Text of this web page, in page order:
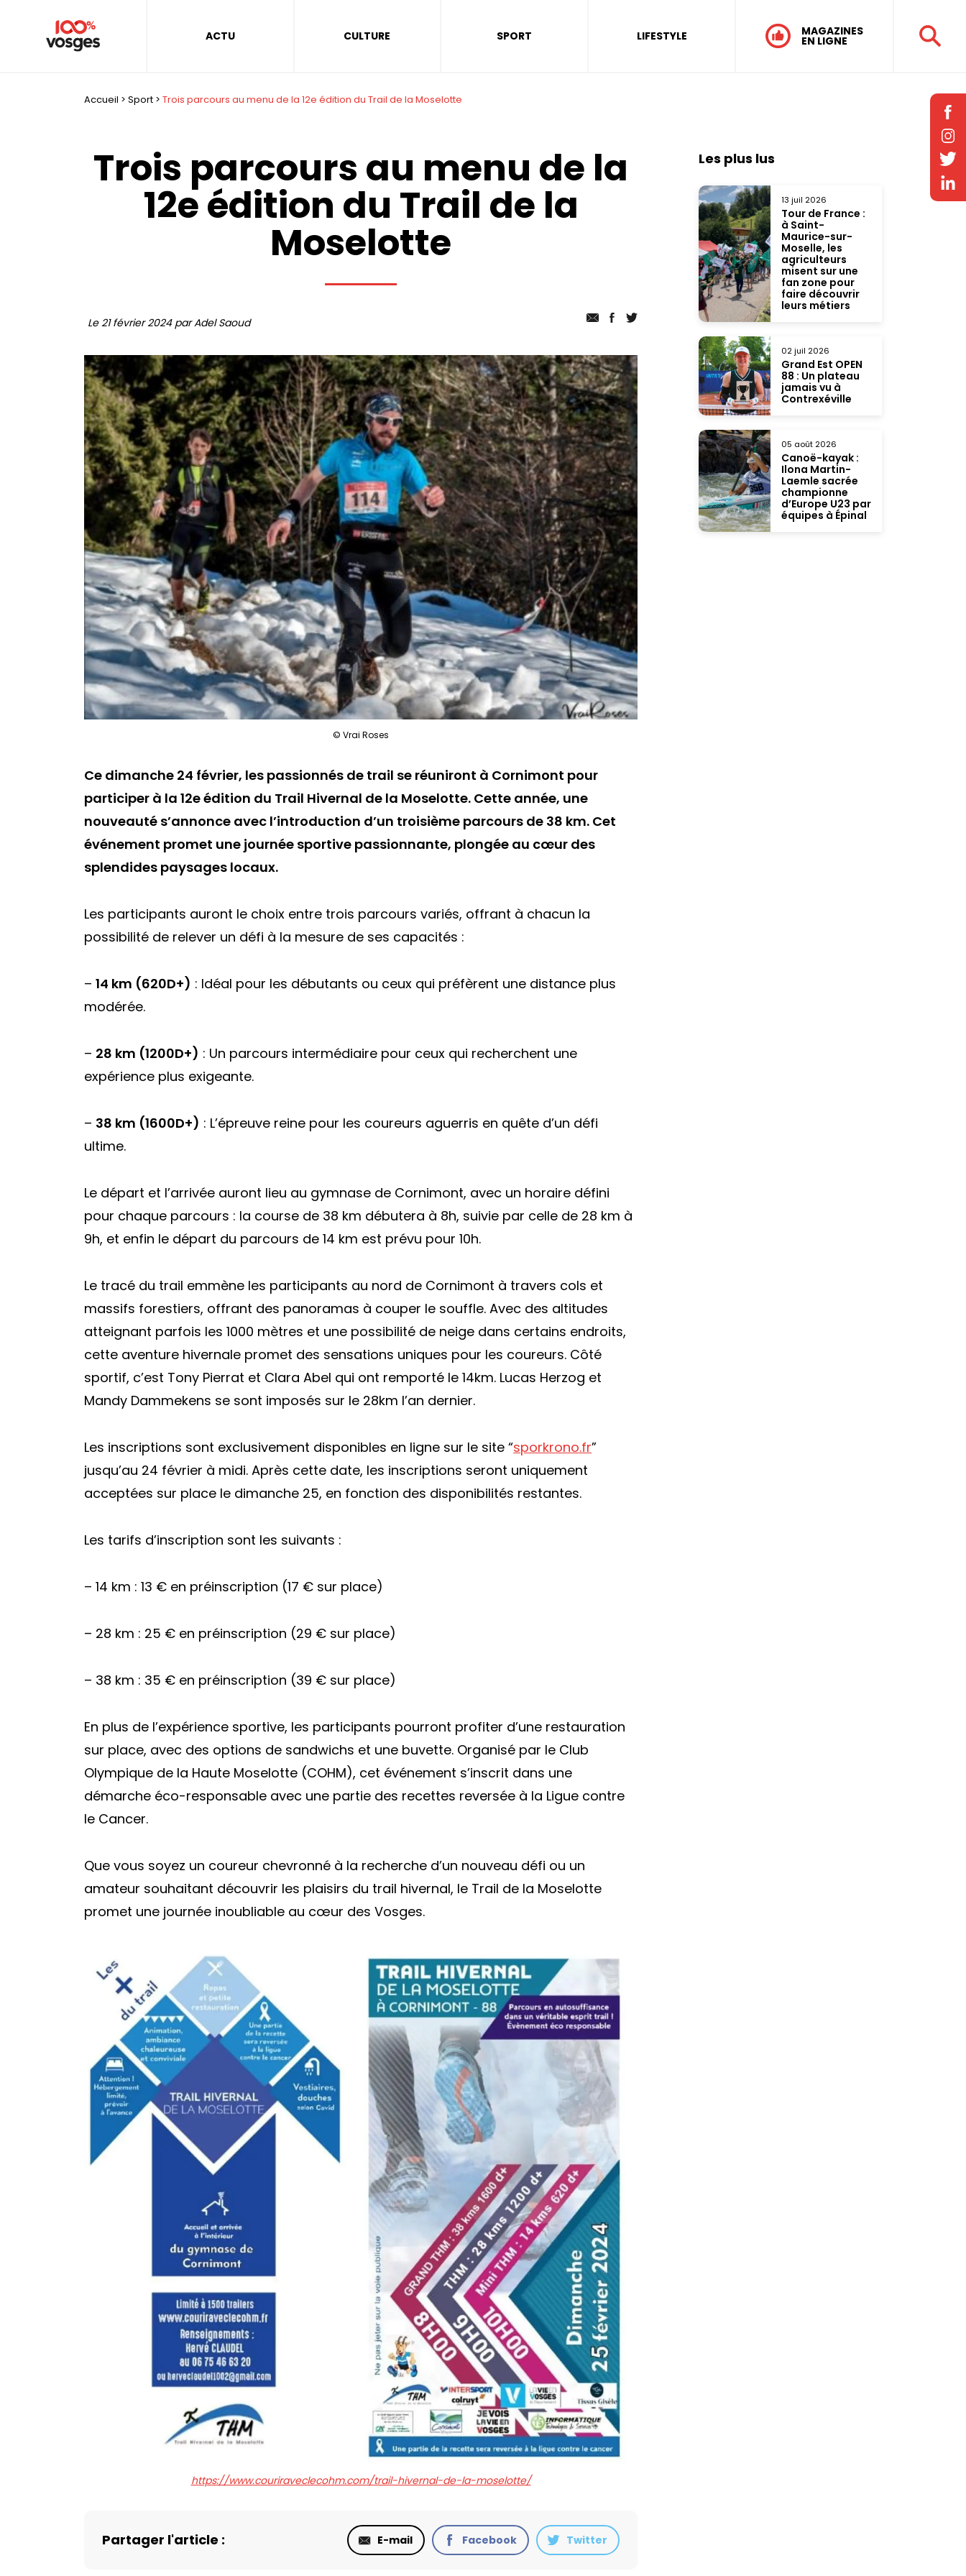
ACTU CULTURE SPORT LIFESTYLE MAGAZINES
EN LIGNE
Accueil > Sport > Trois parcours au menu de la 12e édition du Trail de la Moselotte
Trois parcours au menu de la
12e édition du Trail de la
Moselotte
Le 21 février 2024 par Adel Saoud
© Vrai Roses
Ce dimanche 24 février, les passionnés de trail se réuniront à Cornimont pour
participer à la 12e édition du Trail Hivernal de la Moselotte. Cette année, une
nouveauté s’annonce avec l’introduction d’un troisième parcours de 38 km. Cet
événement promet une journée sportive passionnante, plongée au cœur des
splendides paysages locaux.
Les participants auront le choix entre trois parcours variés, offrant à chacun la
possibilité de relever un défi à la mesure de ses capacités :
– 14 km (620D+) : Idéal pour les débutants ou ceux qui préfèrent une distance plus
modérée.
– 28 km (1200D+) : Un parcours intermédiaire pour ceux qui recherchent une
expérience plus exigeante.
– 38 km (1600D+) : L’épreuve reine pour les coureurs aguerris en quête d’un défi
ultime.
Le départ et l’arrivée auront lieu au gymnase de Cornimont, avec un horaire défini
pour chaque parcours : la course de 38 km débutera à 8h, suivie par celle de 28 km à
9h, et enfin le départ du parcours de 14 km est prévu pour 10h.
Le tracé du trail emmène les participants au nord de Cornimont à travers cols et
massifs forestiers, offrant des panoramas à couper le souffle. Avec des altitudes
atteignant parfois les 1000 mètres et une possibilité de neige dans certains endroits,
cette aventure hivernale promet des sensations uniques pour les coureurs. Côté
sportif, c’est Tony Pierrat et Clara Abel qui ont remporté le 14km. Lucas Herzog et
Mandy Dammekens se sont imposés sur le 28km l’an dernier.
Les inscriptions sont exclusivement disponibles en ligne sur le site “sporkrono.fr”
jusqu’au 24 février à midi. Après cette date, les inscriptions seront uniquement
acceptées sur place le dimanche 25, en fonction des disponibilités restantes.
Les tarifs d’inscription sont les suivants :
– 14 km : 13 € en préinscription (17 € sur place)
– 28 km : 25 € en préinscription (29 € sur place)
– 38 km : 35 € en préinscription (39 € sur place)
En plus de l’expérience sportive, les participants pourront profiter d’une restauration
sur place, avec des options de sandwichs et une buvette. Organisé par le Club
Olympique de la Haute Moselotte (COHM), cet événement s’inscrit dans une
démarche éco-responsable avec une partie des recettes reversée à la Ligue contre
le Cancer.
Que vous soyez un coureur chevronné à la recherche d’un nouveau défi ou un
amateur souhaitant découvrir les plaisirs du trail hivernal, le Trail de la Moselotte
promet une journée inoubliable au cœur des Vosges.
https://www.couriraveclecohm.com/trail-hivernal-de-la-moselotte/
Partager l'article : E-mail Facebook Twitter
Les plus lus
13 juil 2026
Tour de France :
à Saint-
Maurice-sur-
Moselle, les
agriculteurs
misent sur une
fan zone pour
faire découvrir
leurs métiers
02 juil 2026
Grand Est OPEN
88 : Un plateau
jamais vu à
Contrexéville
05 août 2026
Canoë-kayak :
Ilona Martin-
Laemle sacrée
championne
d’Europe U23 par
équipes à Épinal